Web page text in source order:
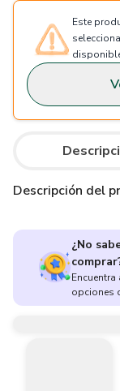
Este
Descripción del
¿No
opciones